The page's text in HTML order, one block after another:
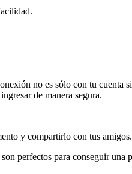
no es sólo con tu cuenta
de manera segura.
y compartirlo con tus amigos.
perfectos para conseguir